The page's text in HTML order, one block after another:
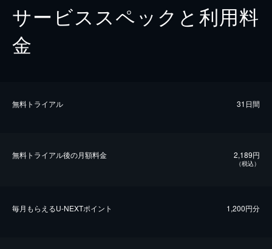
サービススペックと利用料
金
無料トライアル 31日間
無料トライアル後の⽉額料金 2,189円
（税込）
毎⽉もらえるU-NEXTポイント 1,200円分